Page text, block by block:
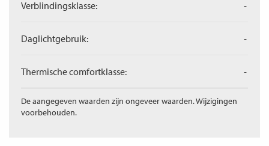
Verblindingsklasse: -
Daglichtgebruik: -
Thermische comfortklasse: -
De aangegeven waarden zijn ongeveer waarden. Wijzigingen
voorbehouden.